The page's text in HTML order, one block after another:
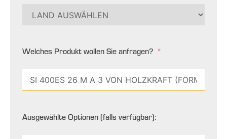
Welches Produkt wollen Sie anfragen?
Ausgewählte Optionen (falls verfügbar):